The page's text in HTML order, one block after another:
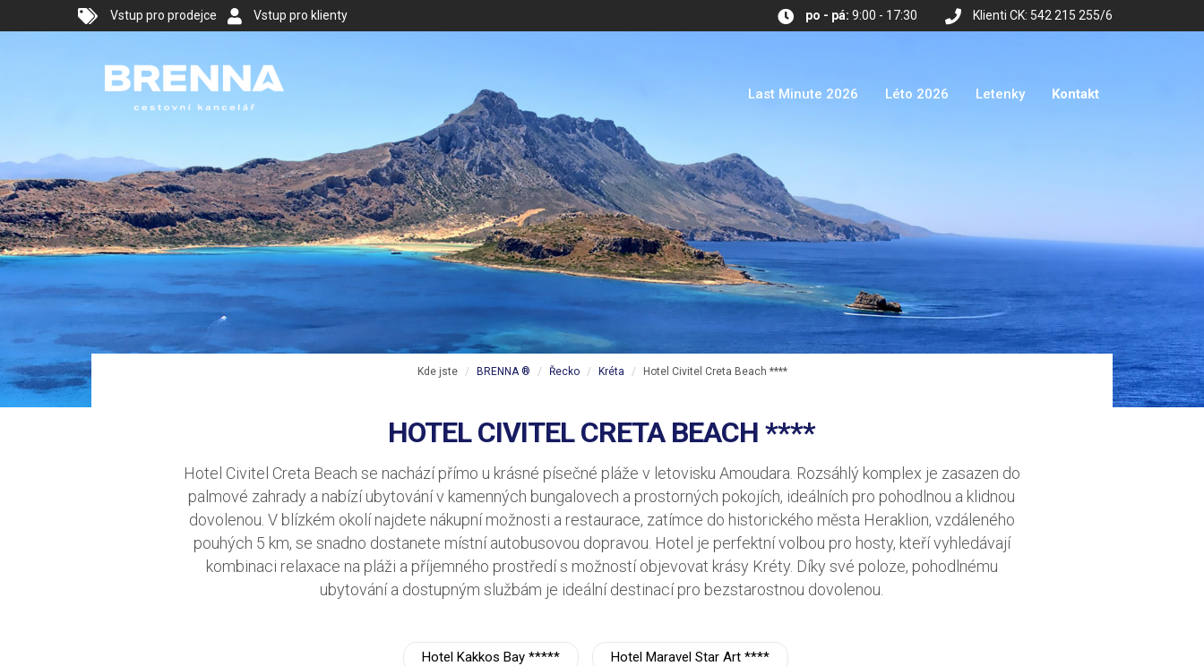
Vstup pro prodejce Vstup pro klienty Klienti CK: 542 215 255/6
po - pá: 9:00 - 17:30
Last Minute 2026 Léto 2026 Letenky Kontakt
Kde jste BRENNA ® Řecko Kréta Hotel Civitel Creta Beach ****
HOTEL CIVITEL CRETA BEACH ****
Hotel Civitel Creta Beach se nachází přímo u krásné písečné pláže v letovisku Amoudara. Rozsáhlý komplex je zasazen do
palmové zahrady a nabízí ubytování v kamenných bungalovech a prostorných pokojích, ideálních pro pohodlnou a klidnou
dovolenou. V blízkém okolí najdete nákupní možnosti a restaurace, zatímce do historického města Heraklion, vzdáleného
pouhých 5 km, se snadno dostanete místní autobusovou dopravou. Hotel je perfektní volbou pro hosty, kteří vyhledávají
kombinaci relaxace na pláži a příjemného prostředí s možností objevovat krásy Kréty. Díky své poloze, pohodlnému
ubytování a dostupným službám je ideální destinací pro bezstarostnou dovolenou.
Hotel Kakkos Bay ***** Hotel Maravel Star Art ****